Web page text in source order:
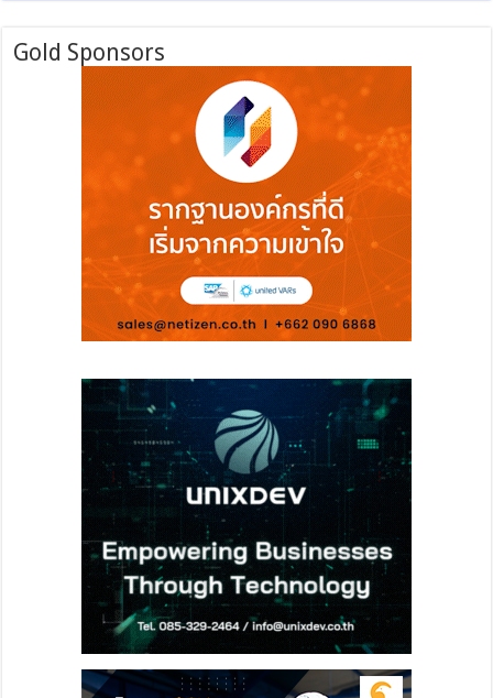
Gold Sponsors